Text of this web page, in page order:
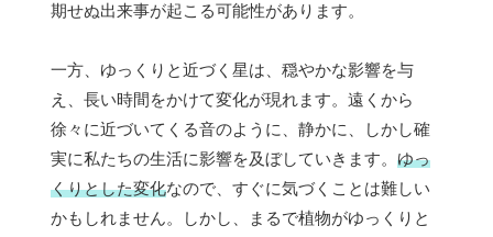
期せぬ出来事が起こる可能性があります。
一方、ゆっくりと近づく星は、穏やかな影響を与
え、長い時間をかけて変化が現れます。遠くから
徐々に近づいてくる音のように、静かに、しかし確
実に私たちの生活に影響を及ぼしていきます。 ゆっ
くりとした変化なので、すぐに気づくことは難しい
かもしれません。しかし、まるで植物がゆっくりと